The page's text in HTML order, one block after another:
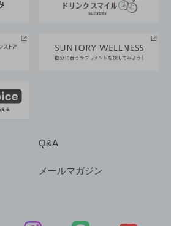
Q&A
メールマガジン